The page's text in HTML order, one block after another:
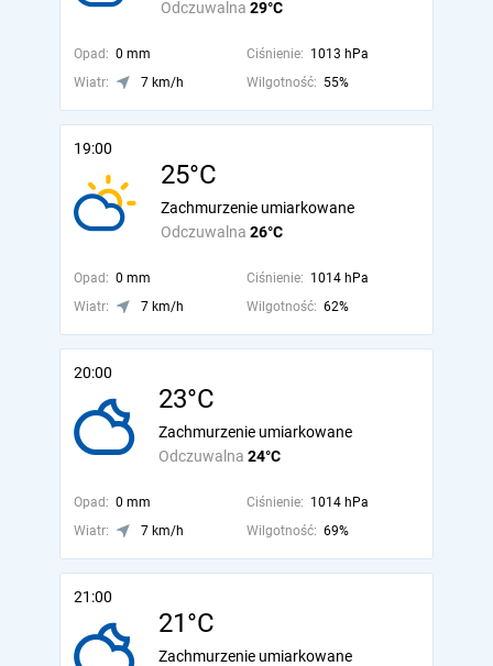
Odczuwalna 29°C
Opad: 0 mm Ciśnienie: 1013 hPa
Wiatr:
7 km/h Wilgotność: 55%
19:00
25°C
Odczuwalna 26°C
Zachmurzenie umiarkowane
Opad: 0 mm Ciśnienie: 1014 hPa
Wiatr:
7 km/h Wilgotność: 62%
20:00
23°C
Odczuwalna 24°C
Zachmurzenie umiarkowane
Opad: 0 mm Ciśnienie: 1014 hPa
Wiatr:
7 km/h Wilgotność: 69%
21:00
21°C
Zachmurzenie umiarkowane